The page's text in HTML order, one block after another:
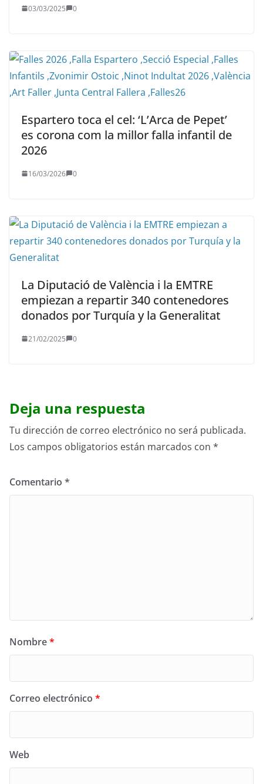
03/03/2025 0
Espartero toca el cel: ‘L’Arca de Pepet’
es corona com la millor falla infantil de
2026
16/03/2026 0
La Diputació de València i la EMTRE
empiezan a repartir 340 contenedores
donados por Turquía y la Generalitat
21/02/2025 0
Deja una respuesta
Tu dirección de correo electrónico no será publicada.
Los campos obligatorios están marcados con *
Comentario *
Nombre*
Correo electrónico *
Web